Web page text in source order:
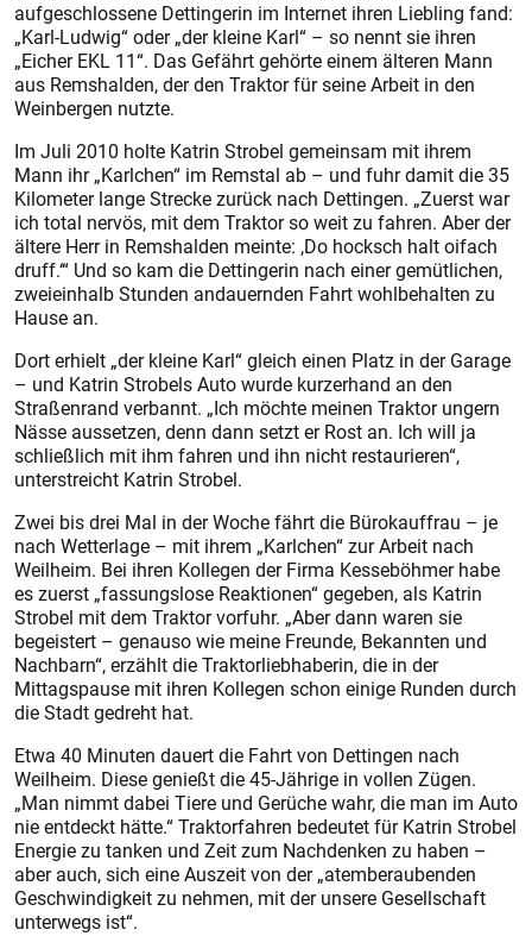
aufgeschlossene Dettingerin im Internet ihren Liebling fand:
„Karl-Ludwig“ oder „der kleine Karl“ – so nennt sie ihren
„Eicher EKL 11“. Das Gefährt gehörte einem älteren Mann
aus Remshalden, der den Traktor für seine Arbeit in den
Weinbergen nutzte.
Im Juli 2010 holte Katrin Strobel gemeinsam mit ihrem
Mann ihr „Karlchen“ im Remstal ab – und fuhr damit die 35
Kilometer lange Strecke zurück nach Dettingen. „Zuerst war
ich total nervös, mit dem Traktor so weit zu fahren. Aber der
ältere Herr in Remshalden meinte: ,Do hocksch halt oifach
druff.‘“ Und so kam die Dettingerin nach einer gemütlichen,
zweieinhalb Stunden andauernden Fahrt wohlbehalten zu
Hause an.
Dort erhielt „der kleine Karl“ gleich einen Platz in der Garage
– und Katrin Strobels Auto wurde kurzerhand an den
Straßenrand verbannt. „Ich möchte meinen Traktor ungern
Nässe aussetzen, denn dann setzt er Rost an. Ich will ja
schließlich mit ihm fahren und ihn nicht restaurieren“,
unterstreicht Katrin Strobel.
Zwei bis drei Mal in der Woche fährt die Bürokauffrau – je
nach Wetterlage – mit ihrem „Karlchen“ zur Arbeit nach
Weilheim. Bei ihren Kollegen der Firma Kesseböhmer habe
es zuerst „fassungslose Reaktionen“ gegeben, als Katrin
Strobel mit dem Traktor vorfuhr. „Aber dann waren sie
begeistert – genauso wie meine Freunde, Bekannten und
Nachbarn“, erzählt die Traktorliebhaberin, die in der
Mittagspause mit ihren Kollegen schon einige Runden durch
die Stadt gedreht hat.
Etwa 40 Minuten dauert die Fahrt von Dettingen nach
Weilheim. Diese genießt die 45-Jährige in vollen Zügen.
„Man nimmt dabei Tiere und Gerüche wahr, die man im Auto
nie entdeckt hätte.“ Traktorfahren bedeutet für Katrin Strobel
Energie zu tanken und Zeit zum Nachdenken zu haben –
aber auch, sich eine Auszeit von der „atemberaubenden
Geschwindigkeit zu nehmen, mit der unsere Gesellschaft
unterwegs ist“.